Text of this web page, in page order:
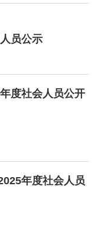
员公示
度社会人员公开
年度社会人员